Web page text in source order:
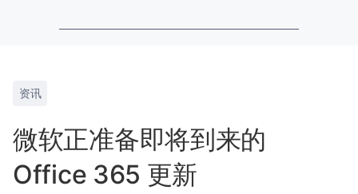
资讯
微软正准备即将到来的
Office 365 更新